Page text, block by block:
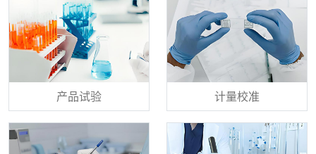
产品试验 计量校准